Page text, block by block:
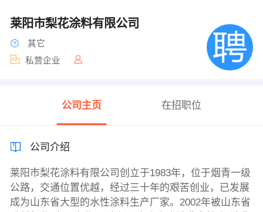
莱阳市梨花涂料有限公司
其它
私营企业
公司主页 在招职位
公司介绍
莱阳市梨花涂料有限公司创立于1983年，位于烟青一级
公路，交通位置优越，经过三十年的艰苦创业，已发展
成为山东省大型的水性涂料生产厂家。2002年被山东省